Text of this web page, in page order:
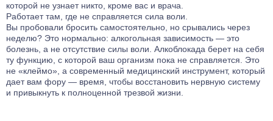
Лечение игромании
Лечение паранойи
Лечение ОКР
Лечение созависимости
Лечение апатии
Лечение зависимости от ставок на спорт
которой не узнает никто, кроме вас и врача.
Работает там, где не справляется сила воли.
Вы пробовали бросить самостоятельно, но срывались через
неделю? Это нормально: алкогольная зависимость — это
болезнь, а не отсутствие силы воли. Алкоблокада берет на себя
ту функцию, с которой ваш организм пока не справляется. Это
не «клеймо», а современный медицинский инструмент, который
дает вам фору — время, чтобы восстановить нервную систему
и привыкнуть к полноценной трезвой жизни.